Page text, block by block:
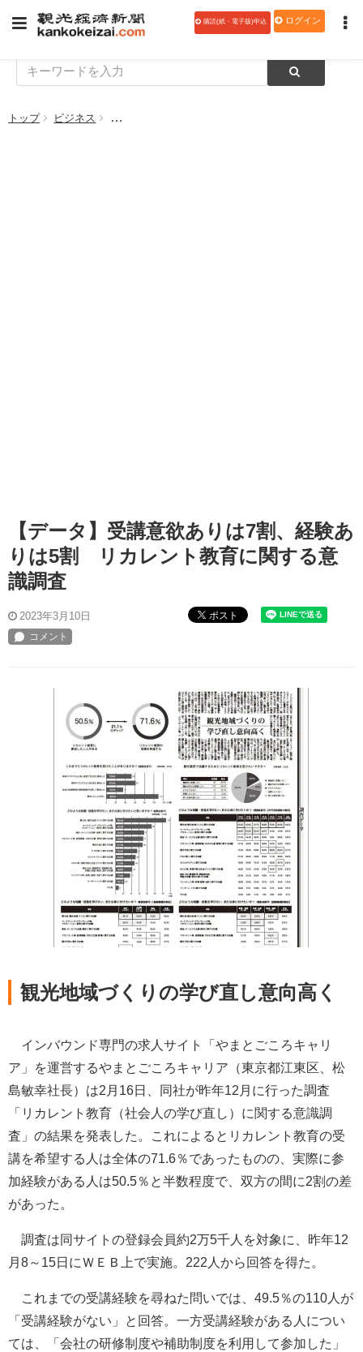
購読(紙・電子版)申込 ログイン
トップ ビジネス 【データ】受講意欲ありは7割、経験ありは5割 リ
【データ】受講意欲ありは7割、経験あ
りは5割 リカレント教育に関する意
識調査
2023年3月10日 ポスト
観光地域づくりの学び直し意向高く
インバウンド専門の求人サイト「やまとごころキャリ
ア」を運営するやまとごころキャリア（東京都江東区、松
島敏幸社長）は2月16日、同社が昨年12月に行った調査
「リカレント教育（社会人の学び直し）に関する意識調
査」の結果を発表した。これによるとリカレント教育の受
講を希望する人は全体の71.6％であったものの、実際に参
加経験がある人は50.5％と半数程度で、双方の間に2割の差
があった。
調査は同サイトの登録会員約2万5千人を対象に、昨年12
月8～15日にＷＥＢ上で実施。222人から回答を得た。
これまでの受講経験を尋ねた問いでは、49.5％の110人が
「受講経験がない」と回答。一方受講経験がある人につい
ては、「会社の研修制度や補助制度を利用して参加した」